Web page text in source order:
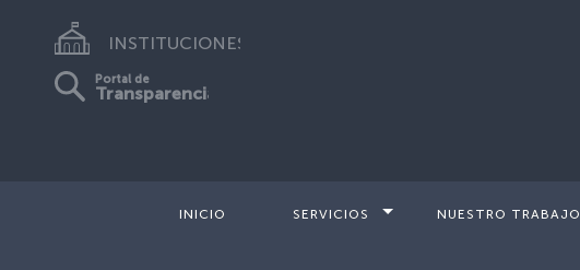
INSTITUCIONES
Portal de
Transparencia
INICIO SERVICIOS NUESTRO TRABAJO